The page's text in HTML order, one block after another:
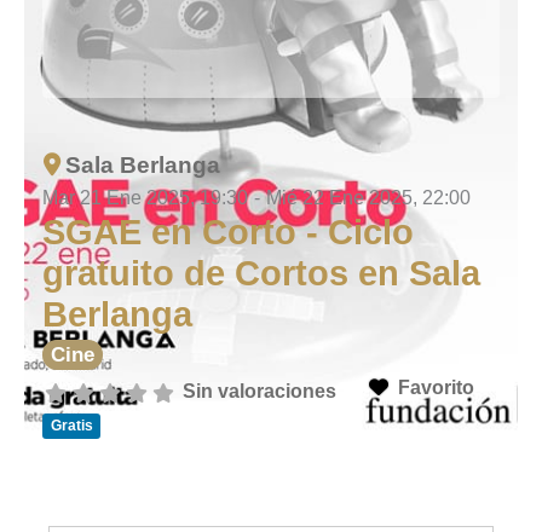
Sala Berlanga
Mar 21 Ene 2025, 19:30 - Mié 22 Ene 2025, 22:00
SGAE en Corto - Ciclo
gratuito de Cortos en Sala
Berlanga
Cine
Sin valoraciones Favorito
Gratis